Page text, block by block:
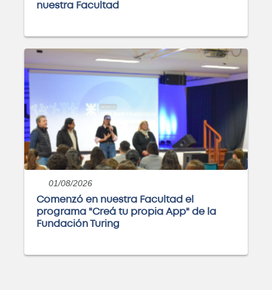
nuestra Facultad
01/08/2026
Comenzó en nuestra Facultad el
programa "Creá tu propia App" de la
Fundación Turing
Curso: Análisis y visualización de
Próximamente
Curso: Instalaciones eléctricas
domiciliarias
Próximamente
Posgrado: Especialización en
Minería de Datos
Próximamente